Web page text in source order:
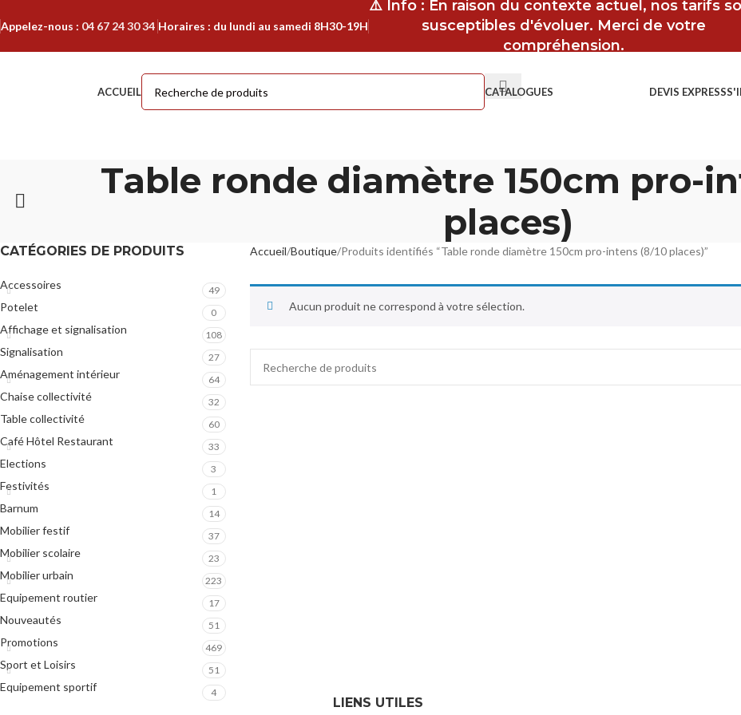
Appelez-nous : 04 67 24 30 34 Horaires : du lundi au samedi 8H30-19H
⚠️ Info : En raison du contexte actuel, nos tarifs
susceptibles d'évoluer. Merci de votre
compréhension.
ACCUEIL CATALOGUES DEVIS EXPRESS
Table ronde diamètre 150cm pro-
places)
CATÉGORIES DE PRODUITS
Accessoires 49
Potelet 0
Affichage et signalisation 108
Signalisation 27
Aménagement intérieur 64
Chaise collectivité 32
Table collectivité 60
Café Hôtel Restaurant 33
Elections 3
Festivités 1
Barnum 14
Mobilier festif 37
Mobilier scolaire 23
Mobilier urbain 223
Equipement routier 17
Nouveautés 51
Promotions 469
Sport et Loisirs 51
Equipement sportif 4
Accueil Boutique Produits identifiés “Table ronde diamètre 150cm pro-intens (8/10 places)”
Aucun produit ne correspond à votre sélection.
LIENS UTILES